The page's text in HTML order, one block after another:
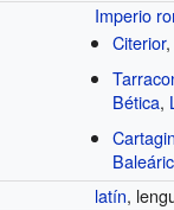
Imperio
Citerior,
Bética,
latín,